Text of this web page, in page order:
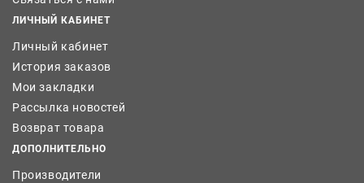
ЛИЧНЫЙ КАБИНЕТ
Личный кабинет
История заказов
Мои закладки
Рассылка новостей
Возврат товара
ДОПОЛНИТЕЛЬНО
Производители